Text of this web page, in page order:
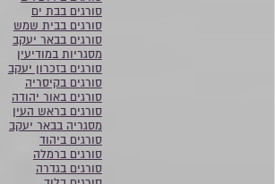
סורגים בבת ים
סורגים בבית שמש
סורגים בבאר יעקב
מסגריות במודיעין
סורגים בזכרון יעקב
סורגים בקיסריה
סורגים באור יהודה
סורגים בראש העין
מסגריה בבאר יעקב
סורגים ביהוד
סורגים ברמלה
סורגים בגדרה